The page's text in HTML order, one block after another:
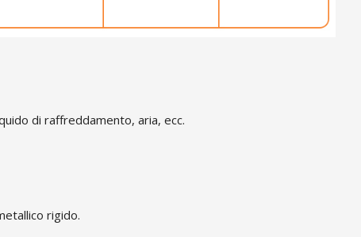
di raffreddamento, aria, ecc.
rigido.